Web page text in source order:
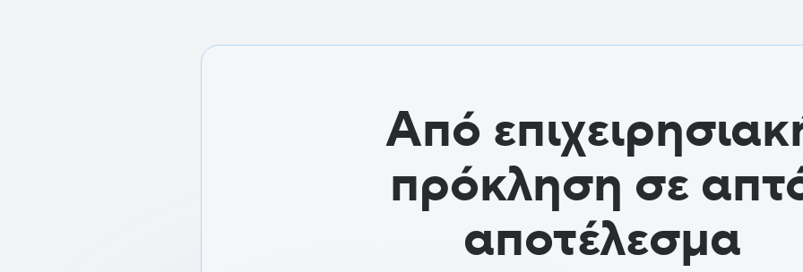
Από
πρόκληση σε
αποτέλεσμα